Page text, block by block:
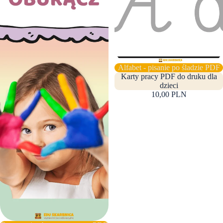
Alfabet - pisanie po śladzie PDF
Karty pracy PDF do druku dla
dzieci
10,00 PLN